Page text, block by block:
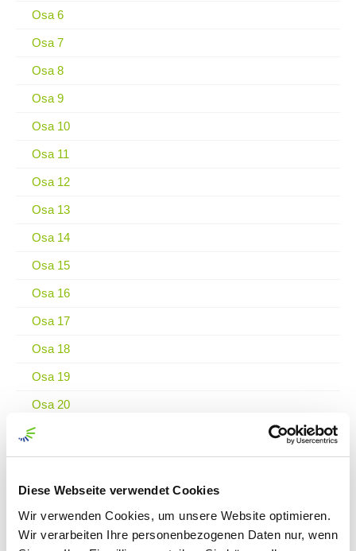
Diese Webseite verwendet Cookies
Wir verwenden Cookies, um unsere Website optimieren.
Wir verarbeiten Ihre personenbezogenen Daten nur, wenn
Osa 6
Osa 7
Osa 8
Osa 9
Osa 10
Osa 11
Osa 12
Osa 13
Osa 14
Osa 15
Osa 16
Osa 17
Osa 18
Osa 19
Osa 20
Osa 21
Osa 22
Osa 23
Osa 24
Osa 25